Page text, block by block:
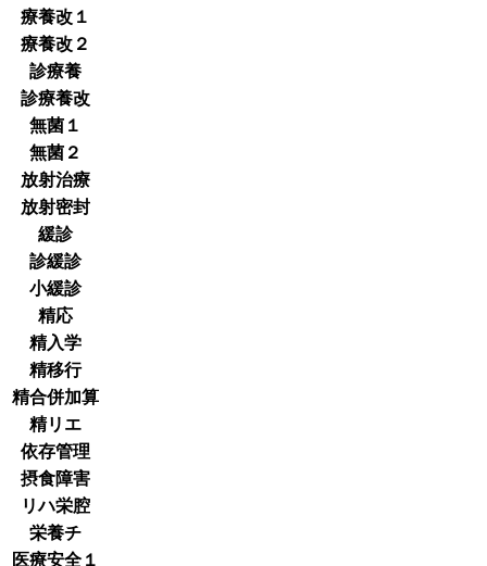
療養改１
療養改２
診療養
診療養改
無菌１
無菌２
放射治療
放射密封
緩診
診緩診
小緩診
精応
精入学
精移行
精合併加算
精リエ
依存管理
摂食障害
リハ栄腔
栄養チ
医療安全１